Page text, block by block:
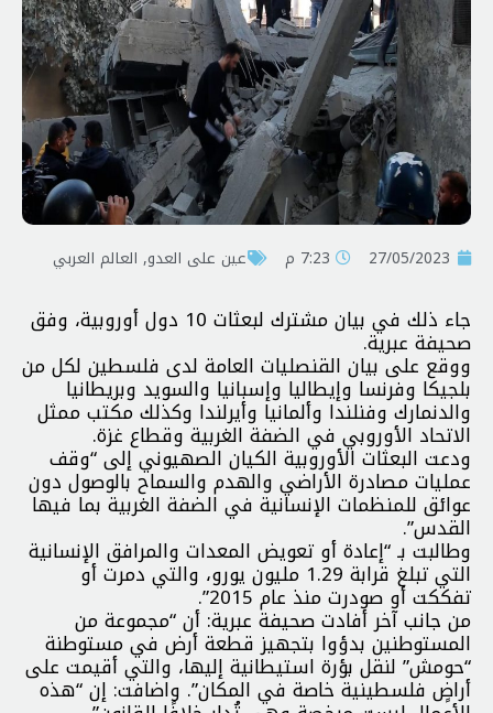
27/05/2023 7:23 م عين على العدو, العالم العربي
جاء ذلك في بيان مشترك لبعثات 10 دول أوروبية، وفق
صحيفة عبرية.
ووقع على بيان القنصليات العامة لدى فلسطين لكل من
بلجيكا وفرنسا وإيطاليا وإسبانيا والسويد وبريطانيا
والدنمارك وفنلندا وألمانيا وأيرلندا وكذلك مكتب ممثل
الاتحاد الأوروبي في الضفة الغربية وقطاع غزة.
ودعت البعثات الأوروبية الكيان الصهيوني إلى “وقف
عمليات مصادرة الأراضي والهدم والسماح بالوصول دون
عوائق للمنظمات الإنسانية في الضفة الغربية بما فيها
القدس”.
وطالبت بـ “إعادة أو تعويض المعدات والمرافق الإنسانية
التي تبلغ قرابة 1.29 مليون يورو، والتي دمرت أو
تفككت أو صودرت منذ عام 2015”.
من جانب آخر أفادت صحيفة عبرية: أن “مجموعة من
المستوطنين بدؤوا بتجهيز قطعة أرض في مستوطنة
“حومش” لنقل بؤرة استيطانية إليها، والتي أقيمت على
أراضٍ فلسطينية خاصة في المكان”. واضافت: إن “هذه